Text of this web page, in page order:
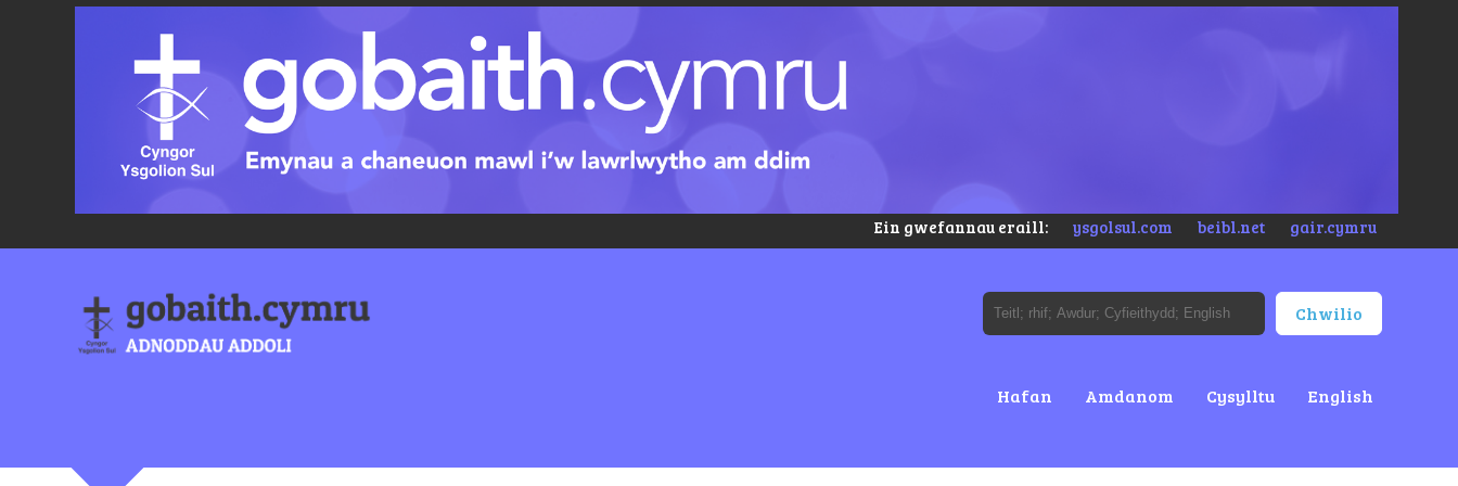
Ein gwefannau eraill: ysgolsul.com beibl.net gair.cymru
Hafan Amdanom Cysylltu English